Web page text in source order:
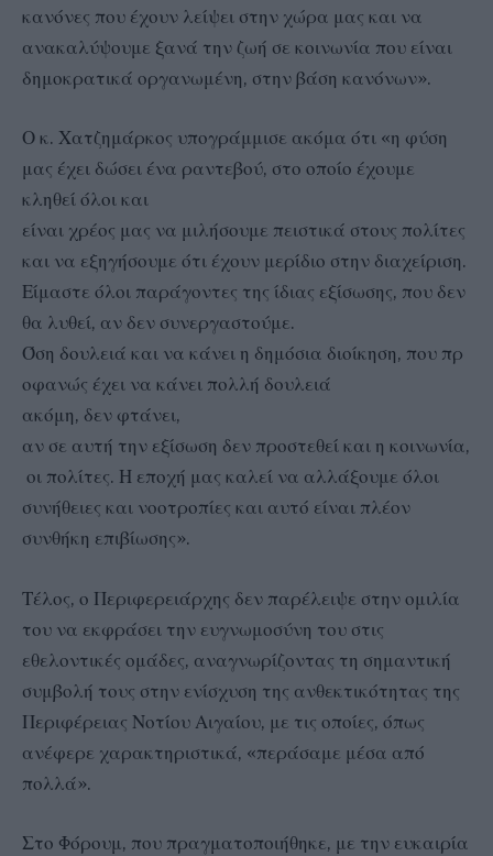
κανόνες που έχουν λείψει στην χώρα μας και να
ανακαλύψουμε ξανά την ζωή σε κοινωνία που είναι
δημοκρατικά οργανωμένη, στην βάση κανόνων».
Ο κ. Χατζημάρκος υπογράμμισε ακόμα ότι «η φύση
μας έχει δώσει ένα ραντεβού, στο οποίο έχουμε
κληθεί όλοι και
είναι χρέος μας να μιλήσουμε πειστικά στους πολίτες
και να εξηγήσουμε ότι έχουν μερίδιο στην διαχείριση.
Είμαστε όλοι παράγοντες της ίδιας εξίσωσης, που δεν
θα λυθεί, αν δεν συνεργαστούμε.
Όση δουλειά και να κάνει η δημόσια διοίκηση, που πρ
οφανώς έχει να κάνει πολλή δουλειά
ακόμη, δεν φτάνει,
αν σε αυτή την εξίσωση δεν προστεθεί και η κοινωνία,
οι πολίτες. Η εποχή μας καλεί να αλλάξουμε όλοι
συνήθειες και νοοτροπίες και αυτό είναι πλέον
συνθήκη επιβίωσης».
Τέλος, ο Περιφερειάρχης δεν παρέλειψε στην ομιλία
του να εκφράσει την ευγνωμοσύνη του στις
εθελοντικές ομάδες, αναγνωρίζοντας τη σημαντική
συμβολή τους στην ενίσχυση της ανθεκτικότητας της
Περιφέρειας Νοτίου Αιγαίου, με τις οποίες, όπως
ανέφερε χαρακτηριστικά, «περάσαμε μέσα από
πολλά».
Στο Φόρουμ, που πραγματοποιήθηκε, με την ευκαιρία